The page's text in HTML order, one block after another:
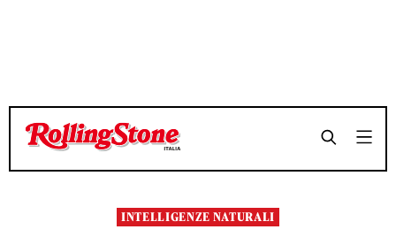
TEMPO DI LETTURA 9 MINUTI SHARE
TEMPO DI LETTURA 9 MINUTI SHARE
INTELLIGENZE NATURALI